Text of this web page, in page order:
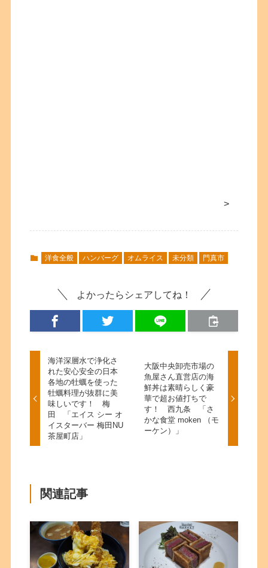
>
洋食全般 ハンバーグ オムライス 未分類 門真市
よかったらシェアしてね！
海洋深層水で浄化さ
れた安心安全の日本
各地の牡蠣を使った
牡蠣料理が抜群に美
味しいです！ 梅
田 「エイス シー オ
イスターバー 梅田NU
茶屋町店」
大阪中央卸売市場の
魚屋さん直営店の海
鮮丼は素晴らしく豪
華で超お値打ちで
す！ 西九条 「さ
かな食堂 moken （モ
ーケン）」
関連記事